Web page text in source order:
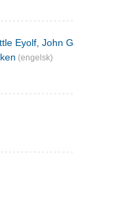
Eyolf, John Gabriel
(engelsk)